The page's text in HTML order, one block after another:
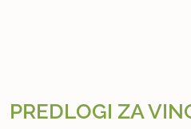
PREDLOGI ZA